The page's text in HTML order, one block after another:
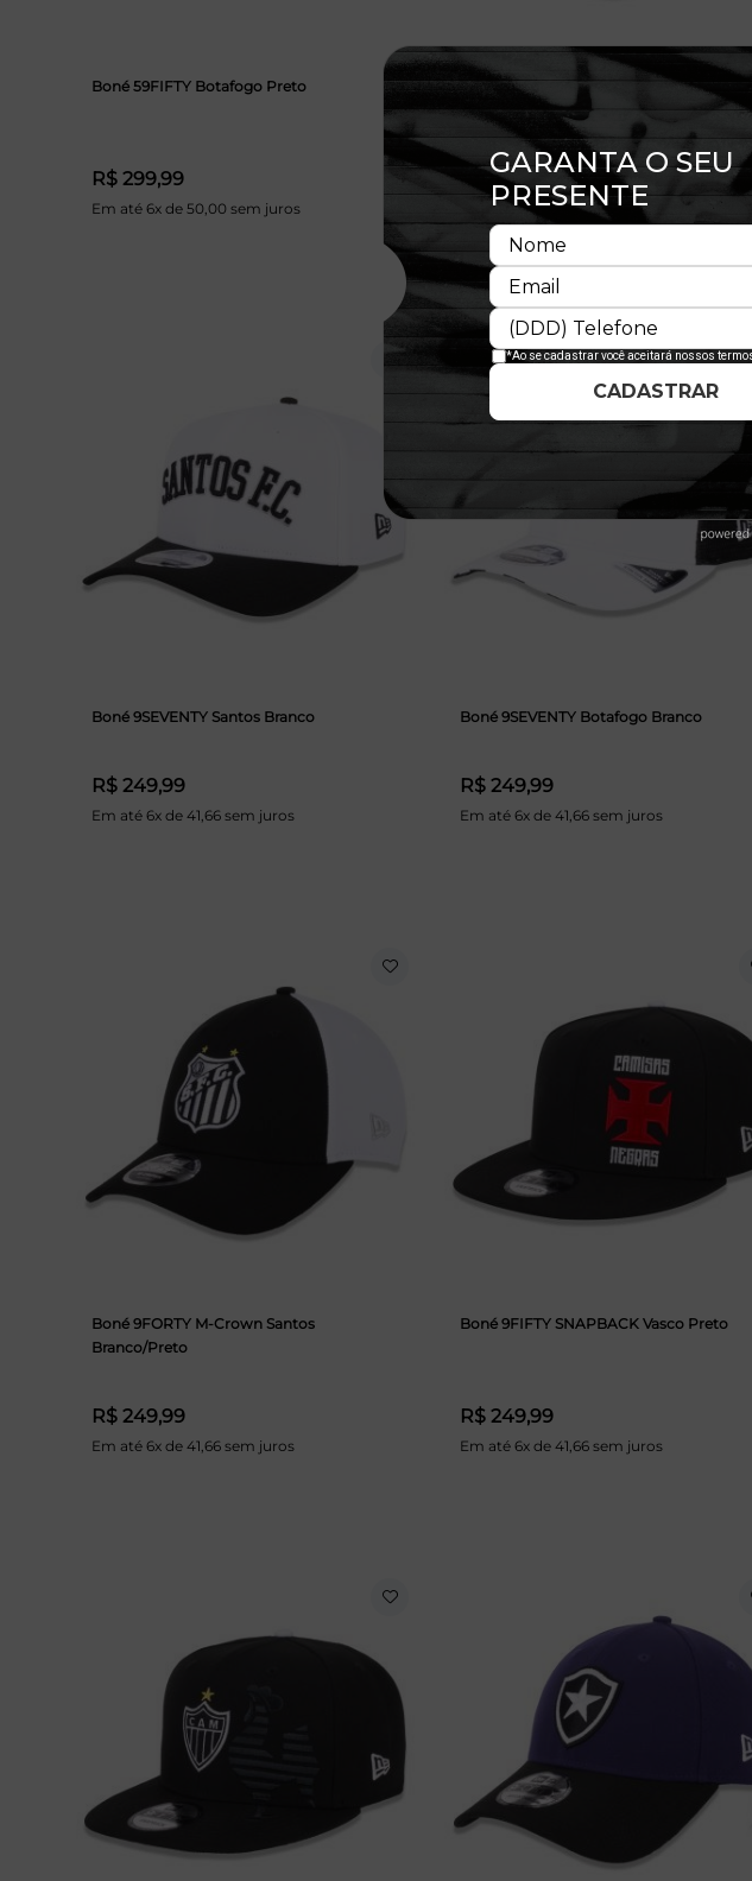
Boné 59FIFTY Botafogo Preto
R$ 299,99
Em até 6x de 50,00 sem juros
Boné 9FORTY Snapback Internacional
Branco
R$ 249,99
Em até 6x de 41,66 sem juros
Boné 9SEVENTY Santos Branco
R$ 249,99
Em até 6x de 41,66 sem juros
Boné 9SEVENTY Botafogo Branco
R$ 249,99
Em até 6x de 41,66 sem juros
Boné 9FORTY M-Crown Santos
Branco/Preto
R$ 249,99
Em até 6x de 41,66 sem juros
Boné 9FIFTY SNAPBACK Vasco Preto
R$ 249,99
Em até 6x de 41,66 sem juros